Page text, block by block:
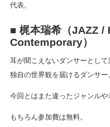
代表。
■ 梶本瑞希（JAZZ /
Contemporary）
耳が聞こえないダンサーとし
独自の世界観を届けるダンサー
今回とはまた違ったジャンル
もちろん参加費は無料。